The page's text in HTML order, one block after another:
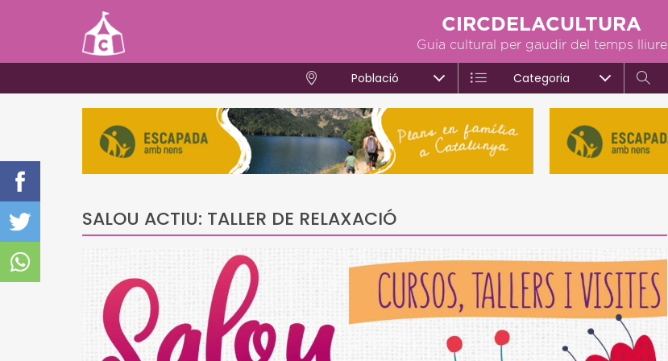
CIRCDELACULTURA
Guia cultural per gaudir del temps lliure
Població Categoria
SALOU ACTIU: TALLER DE RELAXACIÓ